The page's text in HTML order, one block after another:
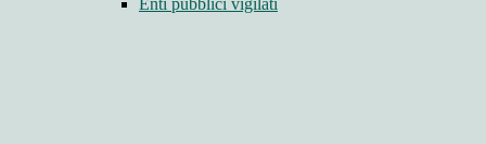
Enti pubblici vigilati